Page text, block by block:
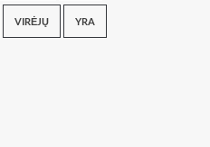
VIRĖJŲ YRA